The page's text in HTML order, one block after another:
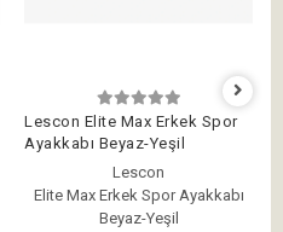
Lescon Elite Max Erkek Spor
Ayakkabı Beyaz-Yeşil
Lescon
Elite Max Erkek Spor Ayakkabı
Beyaz-Yeşil